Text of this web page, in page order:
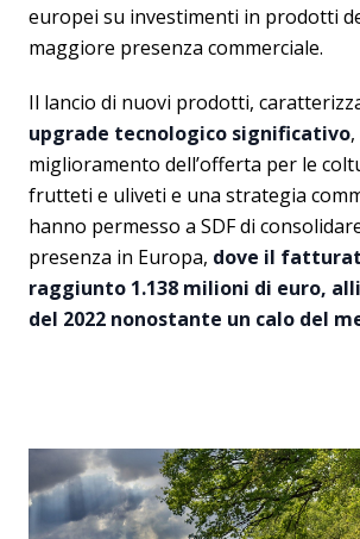
europei su investimenti in prodotti
maggiore presenza commerciale.
Il lancio di nuovi prodotti,
upgrade tecnologico significativo
miglioramento dell’offerta per le
frutteti e uliveti e una strategia
hanno permesso a SDF di
presenza in Europa, dove il
raggiunto 1.138 milioni di euro,
del 2022 nonostante un calo del